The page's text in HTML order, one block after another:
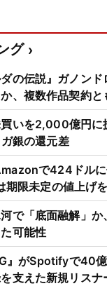
グ
の伝説』ガノンド
、複数作品契約と
買いを2,000億円
銀の還元差
で424ドル
限未定の値上げ
で「底面融解」か
可能性
』がSpotifyで40
支えた新規リスナ